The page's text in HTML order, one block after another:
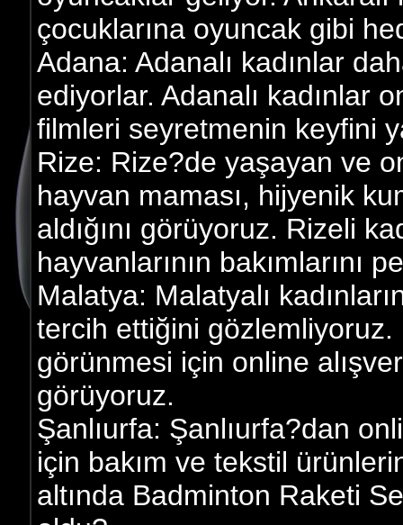
çocuklarına oyuncak gibi
Adana: Adanalı kadınlar
ediyorlar. Adanalı kadınlar
filmleri seyretmenin keyfini
Rize: Rize?de yaşayan ve
hayvan maması, hijyenik
aldığını görüyoruz. Rizeli
hayvanlarının bakımlarını
Malatya: Malatyalı
tercih ettiğini gözlemliyoruz.
görünmesi için online
görüyoruz.
Şanlıurfa: Şanlıurfa?dan
için bakım ve tekstil
altında Badminton Raketi